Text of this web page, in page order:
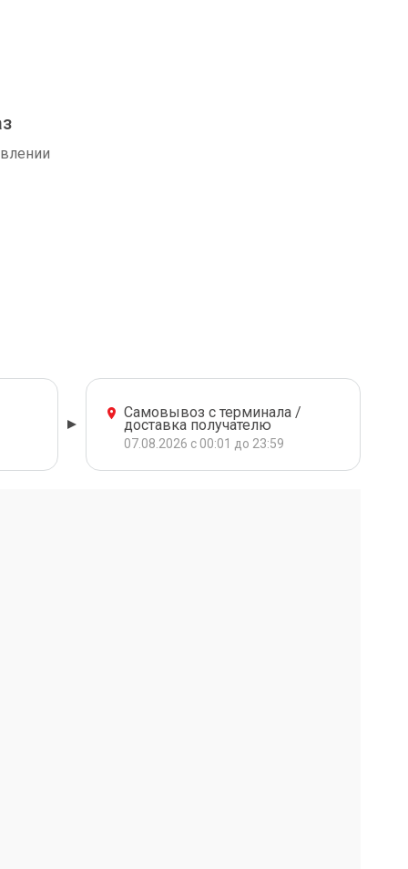
Самовывоз с терминала /
доставка получателю
07.08.2026 с 00:01 до 23:59